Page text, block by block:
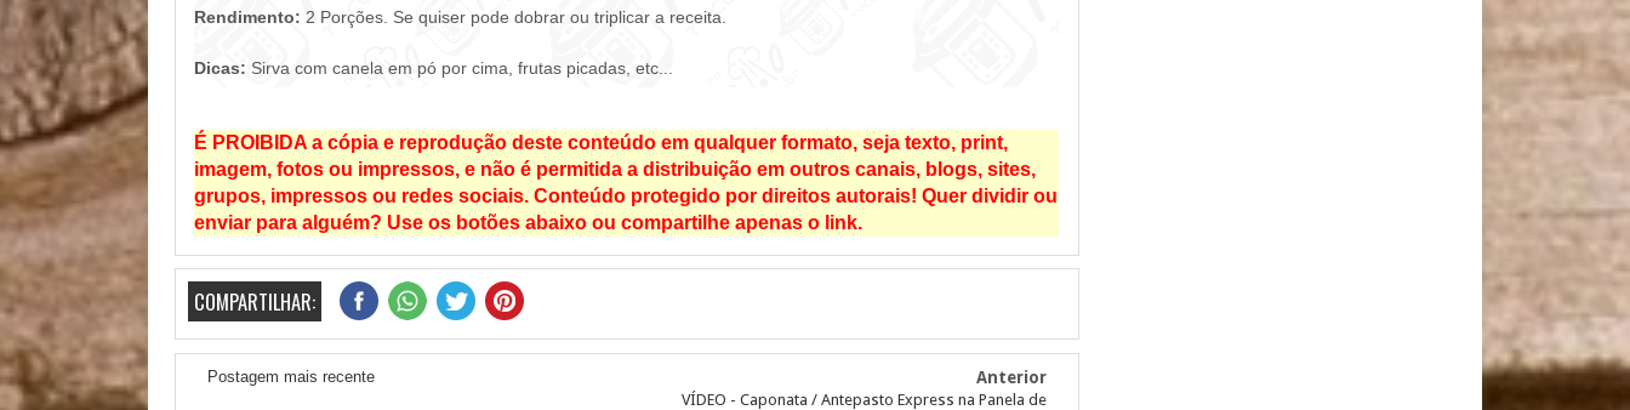
Rendimento: 2 Porções. Se quiser pode dobrar ou triplicar a receita.
Dicas: Sirva com canela em pó por cima, frutas picadas, etc...
É PROIBIDA a cópia e reprodução deste conteúdo em qualquer formato, seja texto, print,
imagem, fotos ou impressos, e não é permitida a distribuição em outros canais, blogs, sites,
grupos, impressos ou redes sociais. Conteúdo protegido por direitos autorais! Quer dividir ou
enviar para alguém? Use os botões abaixo ou compartilhe apenas o link.
COMPARTILHAR:
Postagem mais recente Anterior
VÍDEO - Caponata / Antepasto Express na Panela de